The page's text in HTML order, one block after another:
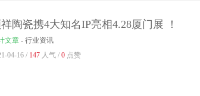
陶瓷携4大知名IP亮相4.28厦门展 ！
文章 - 行业资讯
04-16 / 147 人气 / 0 点赞